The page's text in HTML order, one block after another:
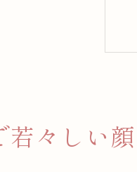
若々しい